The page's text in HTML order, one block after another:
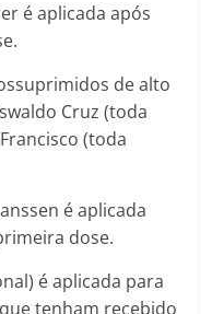
é aplicada após
de alto
Cruz (toda
(toda
é aplicada
dose.
é aplicada para
tenham recebido